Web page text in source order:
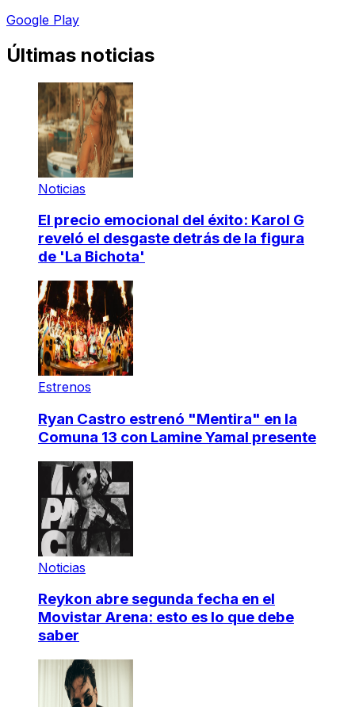
Google Play
Últimas noticias
Noticias
El precio emocional del éxito: Karol G
reveló el desgaste detrás de la figura
de 'La Bichota'
Estrenos
Ryan Castro estrenó "Mentira" en la
Comuna 13 con Lamine Yamal presente
Noticias
Reykon abre segunda fecha en el
Movistar Arena: esto es lo que debe
saber